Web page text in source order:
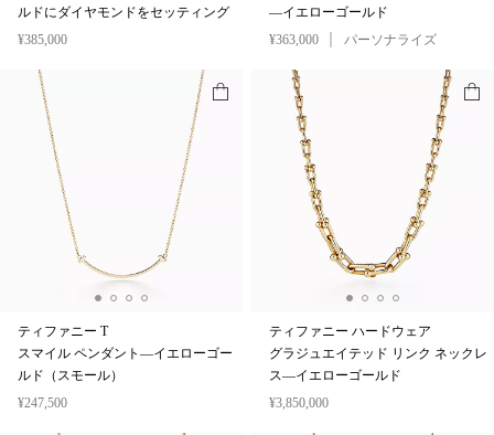
ルドにダイヤモンドをセッティング
¥385,000
—イエローゴールド
¥363,000
パーソナライズ
ティファニー T
スマイル ペンダント—イエローゴー
ルド（スモール）
¥247,500
ティファニー ハードウェア
グラジュエイテッド リンク ネックレ
ス—イエローゴールド
¥3,850,000